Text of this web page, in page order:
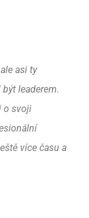
asi ty
leaderem.
o svoji
více času a